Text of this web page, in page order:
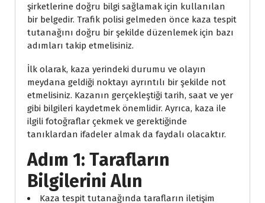
şirketlerine doğru bilgi sağlamak için kullanılan
bir belgedir. Trafik polisi gelmeden önce kaza tespit
tutanağını doğru bir şekilde düzenlemek için bazı
adımları takip etmelisiniz.
İlk olarak, kaza yerindeki durumu ve olayın
meydana geldiği noktayı ayrıntılı bir şekilde not
etmelisiniz. Kazanın gerçekleştiği tarih, saat ve yer
gibi bilgileri kaydetmek önemlidir. Ayrıca, kaza ile
ilgili fotoğraflar çekmek ve gerektiğinde
tanıklardan ifadeler almak da faydalı olacaktır.
Adım 1: Tarafların
Bilgilerini Alın
Kaza tespit tutanağında tarafların iletişim